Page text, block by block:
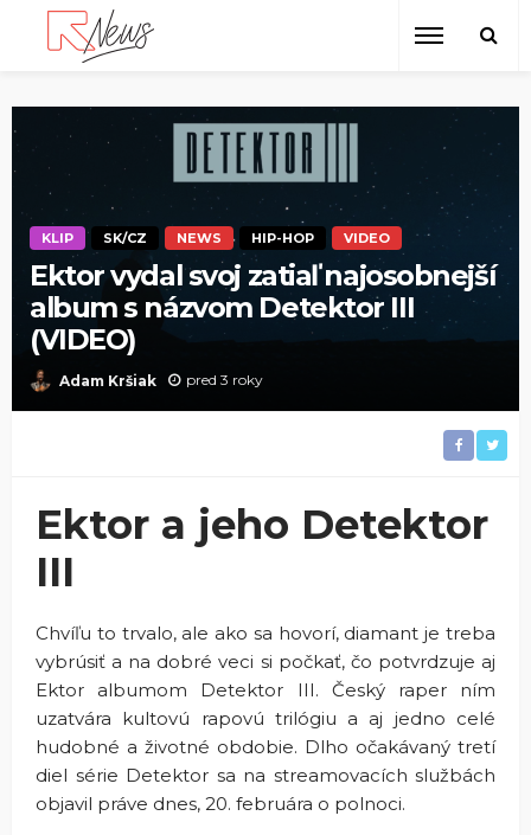
KLIP SK/CZ NEWS HIP-HOP VIDEO
Ektor vydal svoj zatiaľ najosobnejší
album s názvom Detektor III
(VIDEO)
Adam Kršiak pred 3 roky
Ektor a jeho Detektor
III
Chvíľu to trvalo, ale ako sa hovorí, diamant je treba
vybrúsiť a na dobré veci si počkať, čo potvrdzuje aj
Ektor albumom Detektor III. Český raper ním
uzatvára kultovú rapovú trilógiu a aj jedno celé
hudobné a životné obdobie. Dlho očakávaný tretí
diel série Detektor sa na streamovacích službách
objavil práve dnes, 20. februára o polnoci.